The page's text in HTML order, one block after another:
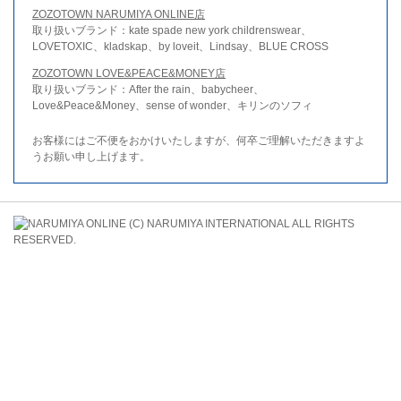
ZOZOTOWN NARUMIYA ONLINE店
取り扱いブランド：kate spade new york childrenswear、
LOVETOXIC、kladskap、by loveit、Lindsay、BLUE CROSS
ZOZOTOWN LOVE&PEACE&MONEY店
取り扱いブランド：After the rain、babycheer、
Love&Peace&Money、sense of wonder、キリンのソフィ
お客様にはご不便をおかけいたしますが、何卒ご理解いただきますよ
うお願い申し上げます。